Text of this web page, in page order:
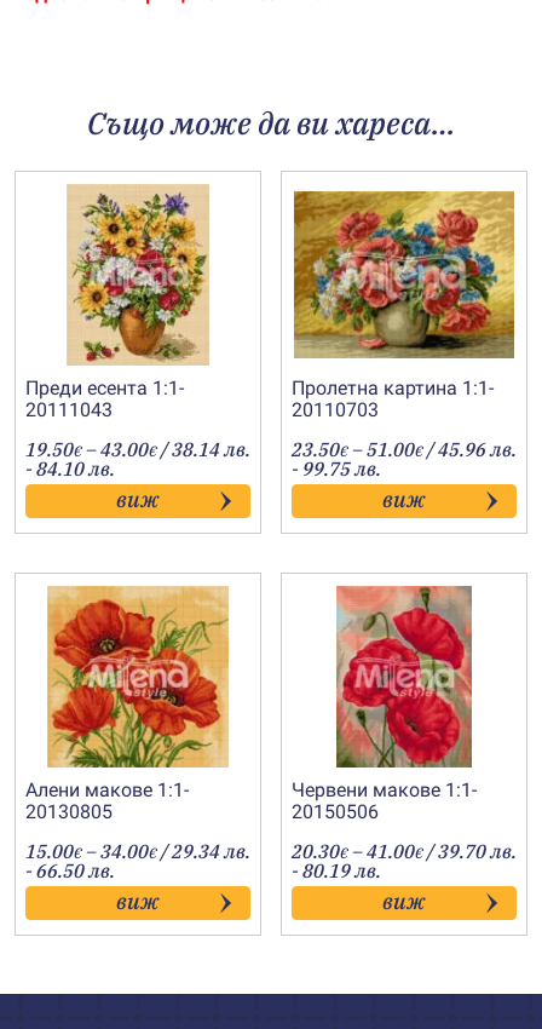
Също може да ви хареса…
Преди есента 1:1-
20111043
19.50€ –43.00€Price
range:
19.50€
through
43.00€
/ 38.14 лв.
- 84.10 лв.
виж
Пролетна картина 1:1-
20110703
23.50€ –51.00€Price
range:
23.50€
through
51.00€
/ 45.96 лв.
- 99.75 лв.
виж
Алени макове 1:1-
20130805
15.00€ –34.00€Price
range:
15.00€
through
34.00€
/ 29.34 лв.
- 66.50 лв.
виж
Червени макове 1:1-
20150506
20.30€ –41.00€Price
range:
20.30€
through
41.00€
/ 39.70 лв.
- 80.19 лв.
виж